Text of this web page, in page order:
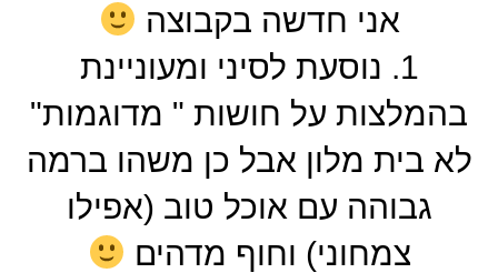
אני חדשה בקבוצה
1. נוסעת לסיני ומעוניינת
בהמלצות על חושות " מדוגמות"
לא בית מלון אבל כן משהו ברמה
גבוהה עם אוכל טוב (אפילו
צמחוני) וחוף מדהים